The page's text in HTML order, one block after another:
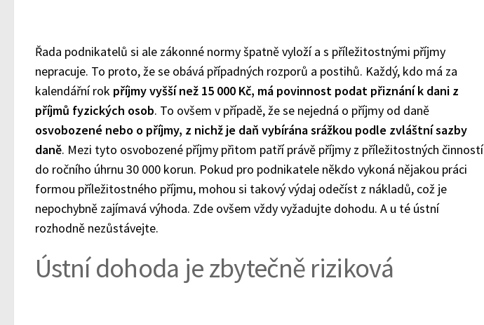
Řada podnikatelů si ale zákonné normy špatně vyloží a s příležitostnými příjmy
nepracuje. To proto, že se obává případných rozporů a postihů. Každý, kdo má za
kalendářní rok příjmy vyšší než 15 000 Kč, má povinnost podat přiznání k dani z
příjmů fyzických osob. To ovšem v případě, že se nejedná o příjmy od daně
osvobozené nebo o příjmy, z nichž je daň vybírána srážkou podle zvláštní sazby
daně. Mezi tyto osvobozené příjmy přitom patří právě příjmy z příležitostných činností
do ročního úhrnu 30 000 korun. Pokud pro podnikatele někdo vykoná nějakou práci
formou příležitostného příjmu, mohou si takový výdaj odečíst z nákladů, což je
nepochybně zajímavá výhoda. Zde ovšem vždy vyžadujte dohodu. A u té ústní
rozhodně nezůstávejte.
Ústní dohoda je zbytečně riziková